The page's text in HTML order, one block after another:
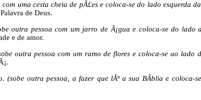
com uma cesta cheia de pÃ£es e coloca-se do lado esquerda
de Deus.
outra pessoa com um jarro de Ã¡gua e coloca-se do lado
e de amor.
outra pessoa com um ramo de flores e coloca-se ao lado
(sobe outra pessoa, a fazer que lÃª a sua BÃ­blia e coloca-